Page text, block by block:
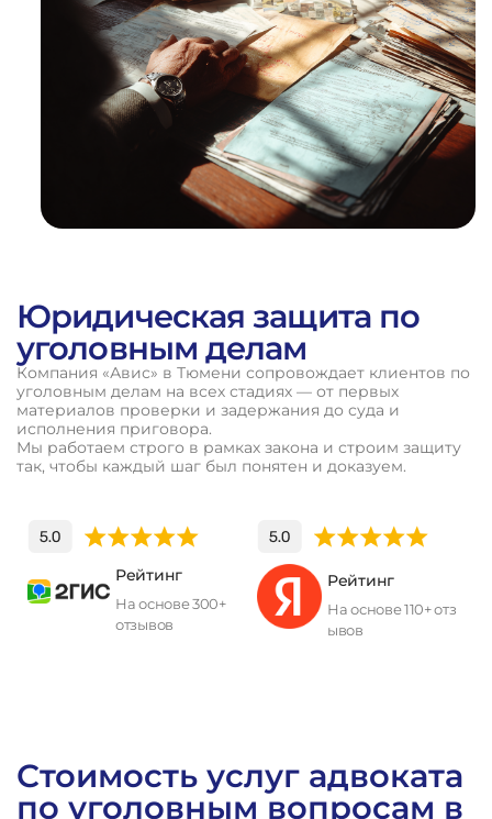
ВЫИГРАННЫХ
ДЕЛ
Юридическая защита по
уголовным делам
Компания «Авис» в Тюмени сопровождает клиентов по
уголовным делам на всех стадиях — от первых
материалов проверки и задержания до суда и
исполнения приговора.
Мы работаем строго в рамках закона и строим защиту
так, чтобы каждый шаг был понятен и доказуем.
Рейтинг
На основе 300+
отзывов
Рейтинг
На основе 110+ отз
ывов
Стоимость услуг адвоката
по уголовным вопросам в